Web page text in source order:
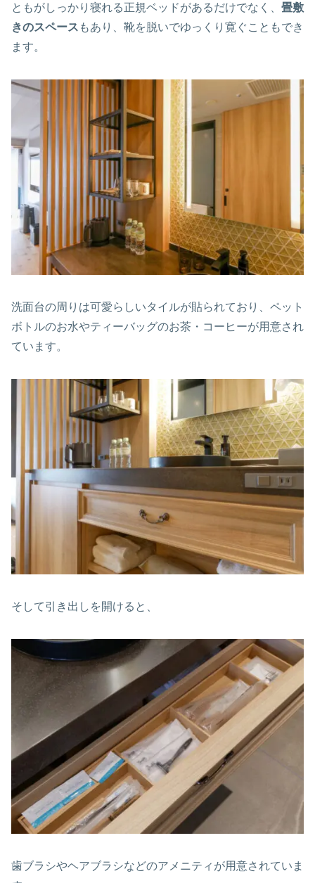
ともがしっかり寝れる正規ベッドがあるだけでなく、 畳敷
きのスペース もあり、靴を脱いでゆっくり寛ぐこともでき
ます。
洗面台の周りは可愛らしいタイルが貼られており、ペット
ボトルのお水やティーバッグのお茶・コーヒーが用意され
ています。
そして引き出しを開けると、
歯ブラシやヘアブラシなどのアメニティが用意されていま